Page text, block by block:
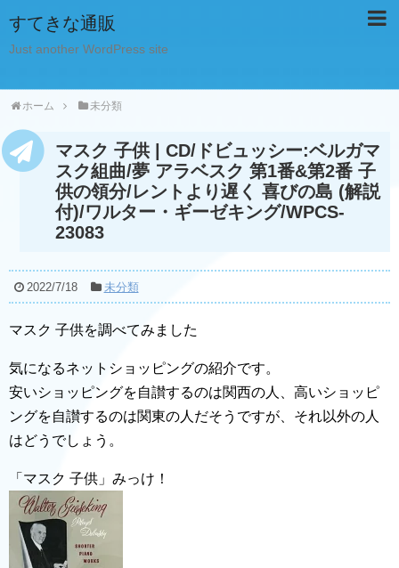
すてきな通販
Just another WordPress site
ホーム 未分類
マスク 子供 | CD/ドビュッシー:ベルガマ
スク組曲/夢 アラベスク 第1番&第2番 子
供の領分/レントより遅く 喜びの島 (解説
付)/ワルター・ギーゼキング/WPCS-
23083
2022/7/18 未分類
マスク 子供を調べてみました
気になるネットショッピングの紹介です。
安いショッピングを自讃するのは関西の人、高いショッピ
ングを自讃するのは関東の人だそうですが、それ以外の人
はどうでしょう。
「マスク 子供」みっけ！